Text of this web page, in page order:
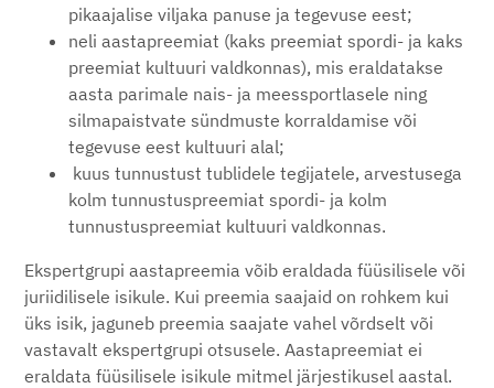
pikaajalise viljaka panuse ja tegevuse eest;
neli aastapreemiat (kaks preemiat spordi- ja kaks
preemiat kultuuri valdkonnas), mis eraldatakse
aasta parimale nais- ja meessportlasele ning
silmapaistvate sündmuste korraldamise või
tegevuse eest kultuuri alal;
kuus tunnustust tublidele tegijatele, arvestusega
kolm tunnustuspreemiat spordi- ja kolm
tunnustuspreemiat kultuuri valdkonnas.
Ekspertgrupi aastapreemia võib eraldada füüsilisele või
juriidilisele isikule. Kui preemia saajaid on rohkem kui
üks isik, jaguneb preemia saajate vahel võrdselt või
vastavalt ekspertgrupi otsusele. Aastapreemiat ei
eraldata füüsilisele isikule mitmel järjestikusel aastal.